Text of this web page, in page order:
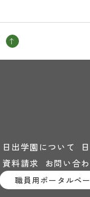
日出学園について
資料請求
お問い合
職員用ポータルペ